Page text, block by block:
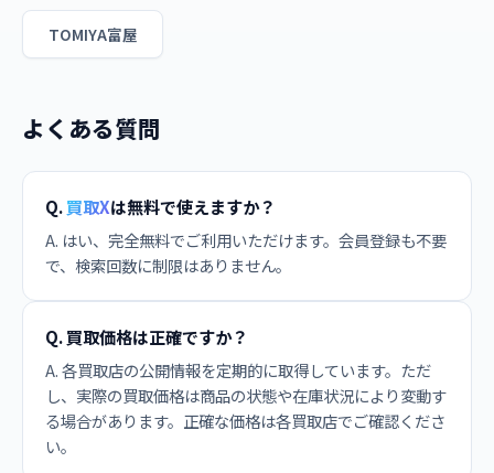
TOMIYA富屋
よくある質問
Q.買取Xは無料で使えますか？
A. はい、完全無料でご利用いただけます。会員登録も不要
で、検索回数に制限はありません。
Q. 買取価格は正確ですか？
A. 各買取店の公開情報を定期的に取得しています。ただ
し、実際の買取価格は商品の状態や在庫状況により変動す
る場合があります。正確な価格は各買取店でご確認くださ
い。